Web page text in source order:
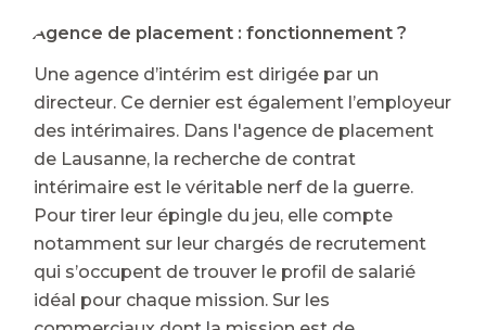
⭐ Agence de placement : fonctionnement ?
Une agence d’intérim est dirigée par un
directeur. Ce dernier est également l’employeur
des intérimaires. Dans l'agence de placement
de Lausanne, la recherche de contrat
intérimaire est le véritable nerf de la guerre.
Pour tirer leur épingle du jeu, elle compte
notamment sur leur chargés de recrutement
qui s’occupent de trouver le profil de salarié
idéal pour chaque mission. Sur les